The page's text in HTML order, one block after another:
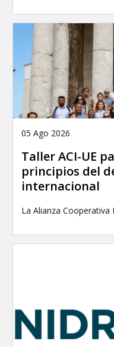
05 Ago 2026
Taller ACI-UE
principios del
internacional
La Alianza Cooperativa